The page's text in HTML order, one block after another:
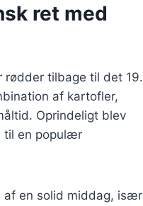
ret med
tilbage til det 19.
af kartofler,
Oprindeligt blev
til en populær
en solid middag, især